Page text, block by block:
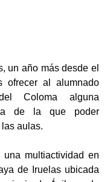
un año más desde el
ofrecer al alumnado
Coloma alguna
de la que poder
aulas.
una multiactividad en
de Iruelas ubicada